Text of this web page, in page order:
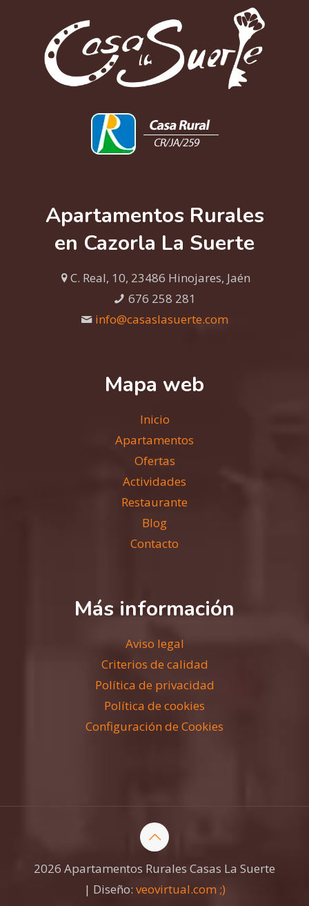
Apartamentos Rurales
en Cazorla La Suerte
C. Real, 10, 23486 Hinojares, Jaén
676 258 281
info@casaslasuerte.com
Mapa web
Inicio
Apartamentos
Ofertas
Actividades
Restaurante
Blog
Contacto
Más información
Aviso legal
Criterios de calidad
Política de privacidad
Política de cookies
Configuración de Cookies
2026 Apartamentos Rurales Casas La Suerte
| Diseño: veovirtual.com ;)